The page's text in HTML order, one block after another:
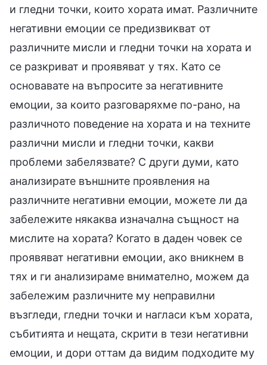
и гледни точки, които хората имат. Различните
негативни емоции се предизвикват от
различните мисли и гледни точки на хората и
се разкриват и проявяват у тях. Като се
основавате на въпросите за негативните
емоции, за които разговаряхме по-рано, на
различното поведение на хората и на техните
различни мисли и гледни точки, какви
проблеми забелязвате? С други думи, като
анализирате външните проявления на
различните негативни емоции, можете ли да
забележите някаква изначална същност на
мислите на хората? Когато в даден човек се
проявяват негативни емоции, ако вникнем в
тях и ги анализираме внимателно, можем да
забележим различните му неправилни
възгледи, гледни точки и нагласи към хората,
събитията и нещата, скрити в тези негативни
емоции, и дори оттам да видим подходите му